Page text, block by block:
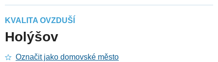
KVALITA OVZDUŠÍ
Holýšov
Označit jako domovské město